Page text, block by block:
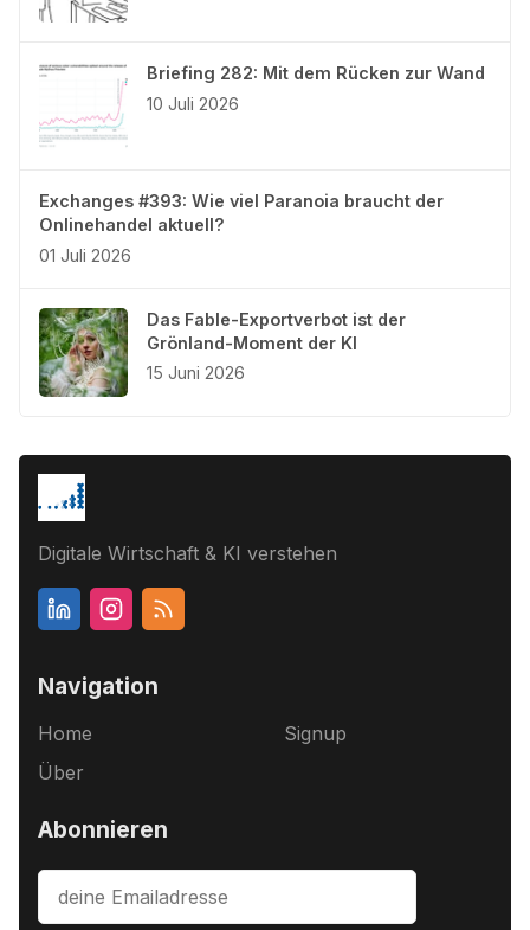
Briefing 282: Mit dem Rücken zur Wand
10 Juli 2026
Exchanges #393: Wie viel Paranoia braucht der
Onlinehandel aktuell?
01 Juli 2026
Das Fable-Exportverbot ist der
Grönland-Moment der KI
15 Juni 2026
Digitale Wirtschaft & KI verstehen
Navigation
Home
Über
Signup
Abonnieren